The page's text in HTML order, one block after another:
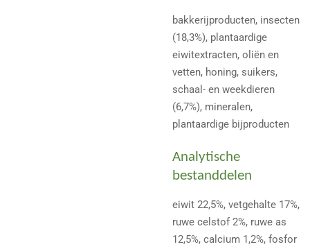
bakkerijproducten, insecten
(18,3%), plantaardige
eiwitextracten, oliën en
vetten, honing, suikers,
schaal- en weekdieren
(6,7%), mineralen,
plantaardige bijproducten
Analytische
bestanddelen
eiwit 22,5%, vetgehalte 17%,
ruwe celstof 2%, ruwe as
12,5%, calcium 1,2%, fosfor